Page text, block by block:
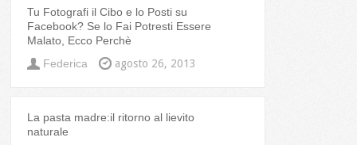
Tu Fotografi il Cibo e lo Posti su
Facebook? Se lo Fai Potresti Essere
Malato, Ecco Perchè
Federica
agosto 26, 2013
La pasta madre:il ritorno al lievito
naturale